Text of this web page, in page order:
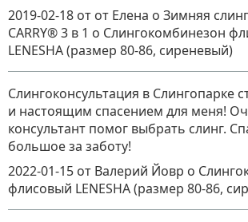
2019-02-18 от от Елена о Зимняя
CARRY® 3 в 1 о Слингокомбинезон
LENESHA (размер 80-86, сиреневый)
Слингоконсультация в Слингопарке
и настоящим спасением для меня!
консультант помог выбрать слинг.
большое за заботу!
2022-01-15 от Валерий Йовр о
флисовый LENESHA (размер 80-86,